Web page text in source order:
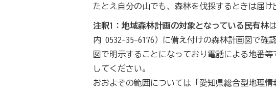
たとえ自分の山でも、森林を伐採するときは届け
注釈1：地域森林計画の対象となっている民有林
内 0532-35-6176）に備え付けの森林計画図で確
図で明示することになっており電話による地番
してください。
おおよその範囲については「愛知県総合型地理